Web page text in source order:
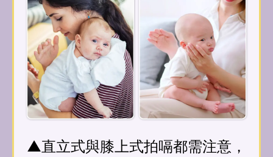
▲直立式與膝上式拍嗝都需注意，